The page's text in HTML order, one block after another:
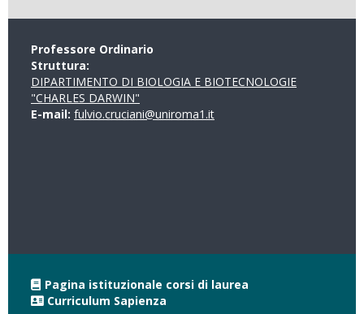
Professore Ordinario
Struttura:
DIPARTIMENTO DI BIOLOGIA E BIOTECNOLOGIE
"CHARLES DARWIN"
E-mail: fulvio.cruciani@uniroma1.it
Pagina istituzionale corsi di laurea
Curriculum Sapienza